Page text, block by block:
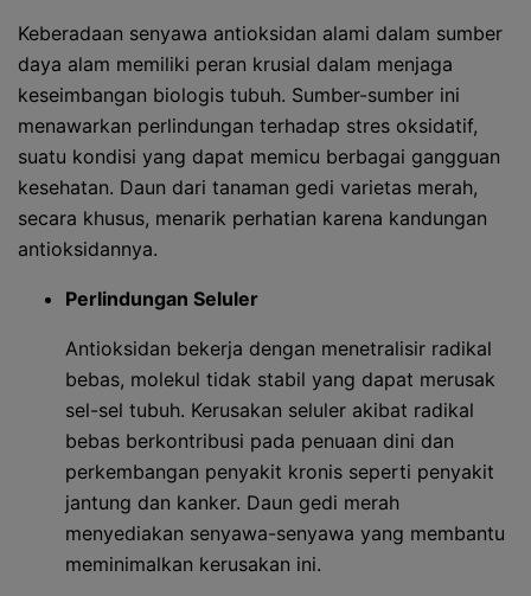
Keberadaan senyawa antioksidan alami dalam sumber
daya alam memiliki peran krusial dalam menjaga
keseimbangan biologis tubuh. Sumber-sumber ini
menawarkan perlindungan terhadap stres oksidatif,
suatu kondisi yang dapat memicu berbagai gangguan
kesehatan. Daun dari tanaman gedi varietas merah,
secara khusus, menarik perhatian karena kandungan
antioksidannya.
Perlindungan Seluler
Antioksidan bekerja dengan menetralisir radikal
bebas, molekul tidak stabil yang dapat merusak
sel-sel tubuh. Kerusakan seluler akibat radikal
bebas berkontribusi pada penuaan dini dan
perkembangan penyakit kronis seperti penyakit
jantung dan kanker. Daun gedi merah
menyediakan senyawa-senyawa yang membantu
meminimalkan kerusakan ini.